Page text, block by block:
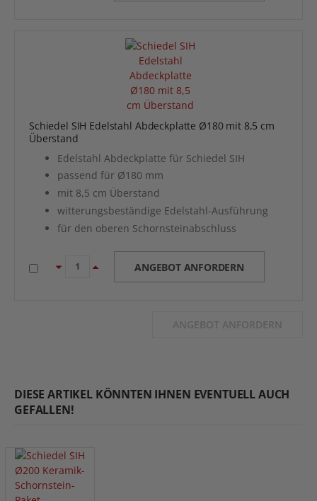
Schiedel SIH Edelstahl Abdeckplatte Ø180 mit 8,5 cm
Überstand
Edelstahl Abdeckplatte für Schiedel SIH
passend für Ø180 mm
mit 8,5 cm Überstand
witterungsbeständige Edelstahl-Ausführung
für den oberen Schornsteinabschluss
ANGEBOT ANFORDERN
ANGEBOT ANFORDERN
DIESE ARTIKEL KÖNNTEN IHNEN EVENTUELL AUCH
GEFALLEN!